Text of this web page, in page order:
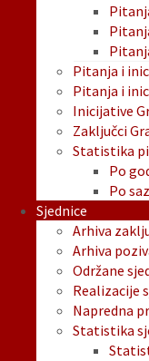
Pitanja i
Pitanja i
Inicijative
Zaključci
Statistika
Po
Po
Sjednice
Arhiva
Arhiva
Održane
Realizacije
Napredna
Statistika